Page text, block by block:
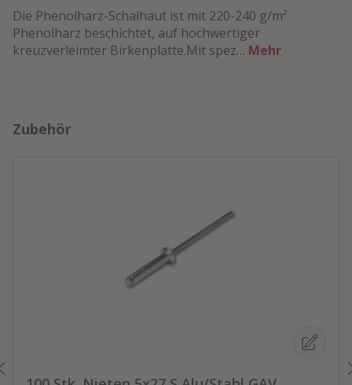
Die Phenolharz-Schalhaut ist mit 220-240 g/m²
Phenolharz beschichtet, auf hochwertiger
kreuzverleimter Birkenplatte.Mit spez… Mehr
Produktgalerie überspringen
Zubehör